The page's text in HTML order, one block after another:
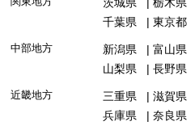
千葉県
東京都
中部地方 新潟県 富山県
山梨県
長野県
近畿地方 三重県 滋賀県
兵庫県
奈良県